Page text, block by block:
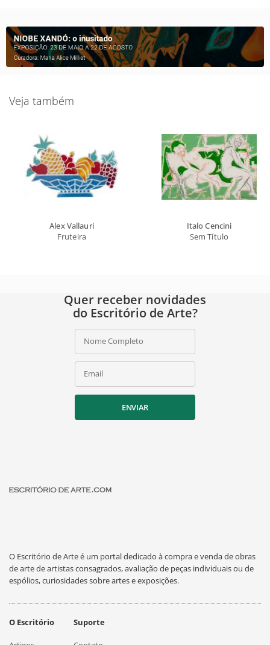
Veja também
Alex Vallauri
Fruteira
Italo Cencini
Sem Título
Quer receber novidades
do Escritório de Arte?
Nome Completo
Email
ENVIAR
O Escritório de Arte é um portal dedicado à compra e venda de obras
de arte de artistas consagrados, avaliação de peças individuais ou de
espólios, curiosidades sobre artes e exposições.
O Escritório Suporte